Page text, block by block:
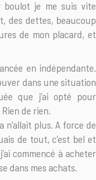
boulot je me suis vite
des dettes, beaucoup
de mon placard, et
en indépendante.
dans une situation
que j’ai opté pour
de rien.
n’allait plus. A force de
de tout, c’est bel et
commencé à acheter
dans mes achats.